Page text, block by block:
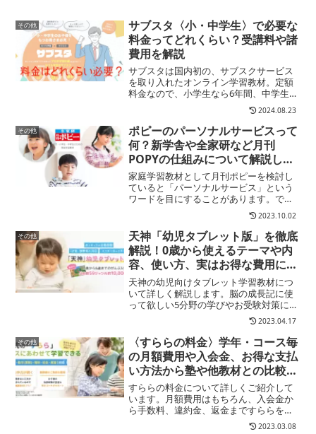
その他
サブスタ〈小・中学生〉で必要な
料金ってどれくらい？受講料や諸
費用を解説
サブスタは国内初の、サブスクサービス
を取り入れたオンライン学習教材。定額
料金なので、小学生なら6年間、中学生な
ら3年間一律費用でOK。ここではそんな
サブスタの料金について受講費のほかに
入会・退会金や手続き費について解説し
ます
2024.08.23
その他
ポピーのパーソナルサービスって
何？新学舎や全家研など月刊
POPYの仕組みについて解説しま
す
家庭学習教材として月刊ポピーを検討し
ていると「パーソナルサービス」という
ワードを目にすることがあります。で
も…ポピーのパーソナルサービスって
何？他にもポピーのホームページもいろ
いろあるんだけど…どれが良いの？調べ
ていると新学社とか全家研とか...
2023.10.02
その他
天神「幼児タブレット版」を徹底
解説！0歳から使えるテーマや内
容、使い方、実はお得な費用につ
いて紹介します
天神の幼児向けタブレット学習教材につ
いて詳しく解説します。脳の成長記に使
って欲しい5分野の学びやお受験対策にも
おすすめ。特徴やおすすめポイント、費
用について天神幼児版タブレットについ
てご紹介。
2023.04.17
その他
〈すららの料金〉学年・コース毎
の月額費用や入会金、お得な支払
い方法から塾や他教材との比較ま
で、すららの料金を徹底解説
すららの料金について詳しくご紹介して
います。月額費用はもちろん、入会金か
ら手数料、違約金、返金まですららを受
講するにあたり必要な料金設定を分かり
2023.03.08